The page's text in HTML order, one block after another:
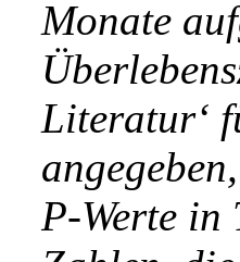
Monate
Literatur‘
P-Werte in